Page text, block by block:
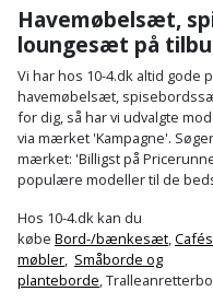
og
opbevaring
Værktøjssæt
Vaterpas
Slagnøgle
Slagnøgletilbehør
Slagskruetrækker
Slibemaskine
Sømpistol
Sømpistoltilbehør
Trappevanger
Udebruser
afskærmning
Varme
Velux
gardin
Havemøbelsæt,
loungesæt på
Vi har hos 10-4.dk altid gode
havemøbelsæt,
for dig, så har vi udvalgte
via mærket 'Kampagne'.
mærket: 'Billigst på
populære modeller til de
Hos 10-4.dk kan du
købe Bord-/bænkesæt,
møbler, Småborde og
planteborde,